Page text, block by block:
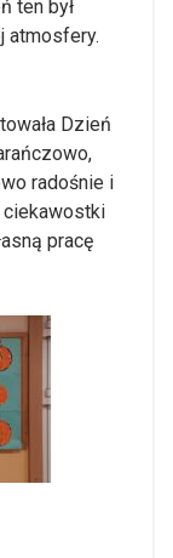
ten był
atmosfery.
Dzień
radośnie i
ciekawostki
pracę